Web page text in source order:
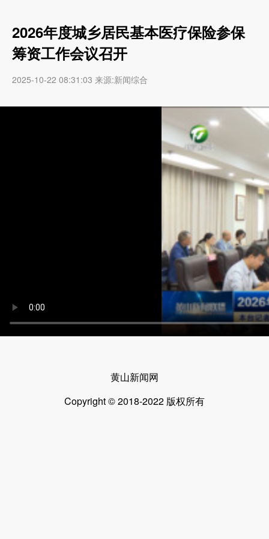
2026年度城乡居民基本医疗保险参保
筹资工作会议召开
2025-10-22 08:31:03 来源:新闻综合
黄山新闻网
Copyright © 2018-2022 版权所有